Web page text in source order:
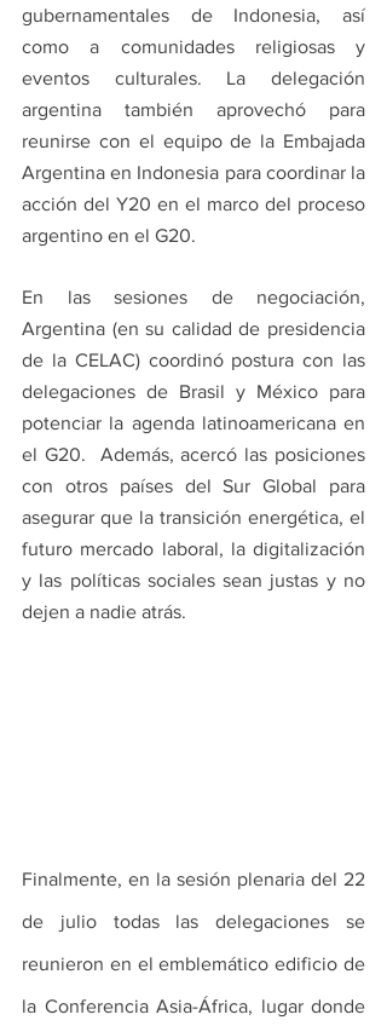
gubernamentales de Indonesia, así
como a comunidades religiosas y
eventos culturales. La delegación
argentina también aprovechó para
reunirse con el equipo de la Embajada
Argentina en Indonesia para coordinar la
acción del Y20 en el marco del proceso
argentino en el G20.
En las sesiones de negociación,
Argentina (en su calidad de presidencia
de la CELAC) coordinó postura con las
delegaciones de Brasil y México para
potenciar la agenda latinoamericana en
el G20.  Además, acercó las posiciones
con otros países del Sur Global para
asegurar que la transición energética, el
futuro mercado laboral, la digitalización
y las políticas sociales sean justas y no
dejen a nadie atrás.
Finalmente, en la sesión plenaria del 22
de julio todas las delegaciones se
reunieron en el emblemático edificio de
la Conferencia Asia-África, lugar donde